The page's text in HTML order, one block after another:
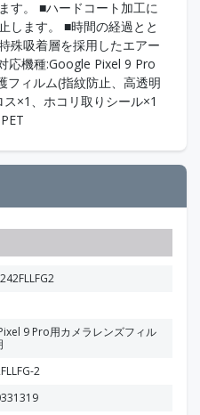
す。 ■ハードコート加工に
します。 ■時間の経過とと
殊吸着層を採用したエアー
応機種:Google Pixel 9 Pro
フィルム(指紋防止、高透明
×1、ホコリ取りシール×1
9 Pro用カメラレンズフィル
2